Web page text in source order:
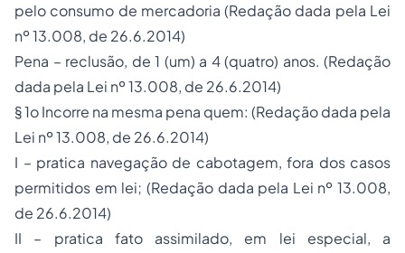
pelo consumo de mercadoria (Redação dada pela Lei
nº 13.008, de 26.6.2014)
Pena – reclusão, de 1 (um) a 4 (quatro) anos. (Redação
dada pela Lei nº 13.008, de 26.6.2014)
§ 1o Incorre na mesma pena quem: (Redação dada pela
Lei nº 13.008, de 26.6.2014)
I – pratica navegação de cabotagem, fora dos casos
permitidos em lei; (Redação dada pela Lei nº 13.008,
de 26.6.2014)
II – pratica fato assimilado, em lei especial, a